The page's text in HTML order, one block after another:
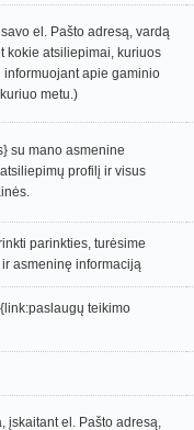
el. Pašto adresą, vardą
kokie atsiliepimai, kuriuos
apie gaminio
metu.)
su mano asmenine
profilį ir visus
parinkties, turėsime
asmeninę informaciją
teikimo
įskaitant el. Pašto adresą,